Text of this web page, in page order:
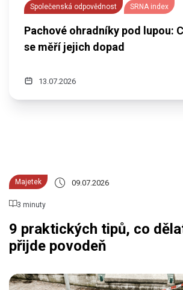
Společenská odpovědnost SRNA index
Pachové ohradníky pod lupou:
se měří jejich dopad
13.07.2026
Majetek 09.07.2026
3 minuty
9 praktických tipů, co
přijde povodeň